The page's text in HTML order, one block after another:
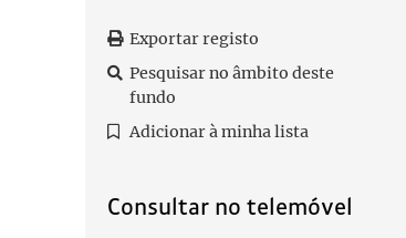
Exportar registo
Pesquisar no âmbito deste
fundo
Adicionar à minha lista
Consultar no telemóvel